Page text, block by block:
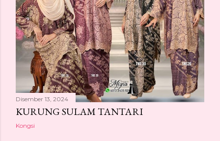
Disember 13, 2024
KURUNG SULAM TANTARI
Kongsi